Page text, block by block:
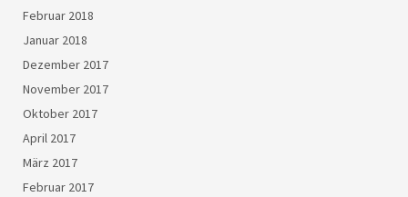
Februar 2018
Januar 2018
Dezember 2017
November 2017
Oktober 2017
April 2017
März 2017
Februar 2017